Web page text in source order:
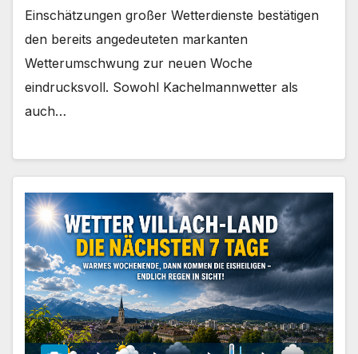
Einschätzungen großer Wetterdienste bestätigen
den bereits angedeuteten markanten
Wetterumschwung zur neuen Woche
eindrucksvoll. Sowohl Kachelmannwetter als
auch…